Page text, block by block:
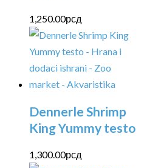
1,250.00рсд
Dennerle Shrimp
King Yummy testo
1,300.00рсд